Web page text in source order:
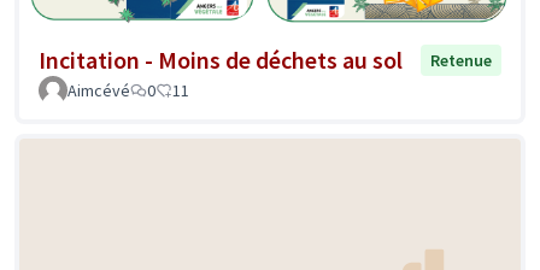
Incitation - Moins de déchets au sol
Retenue
Aimcévé
0 11